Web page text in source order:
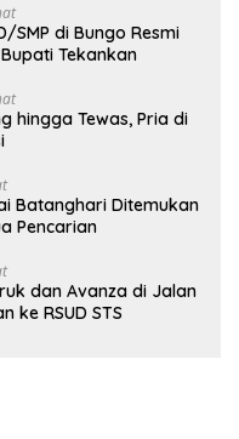
SMP di Bungo Resmi
Tekankan
hingga Tewas, Pria di
Batanghari Ditemukan
Pencarian
dan Avanza di Jalan
ke RSUD STS